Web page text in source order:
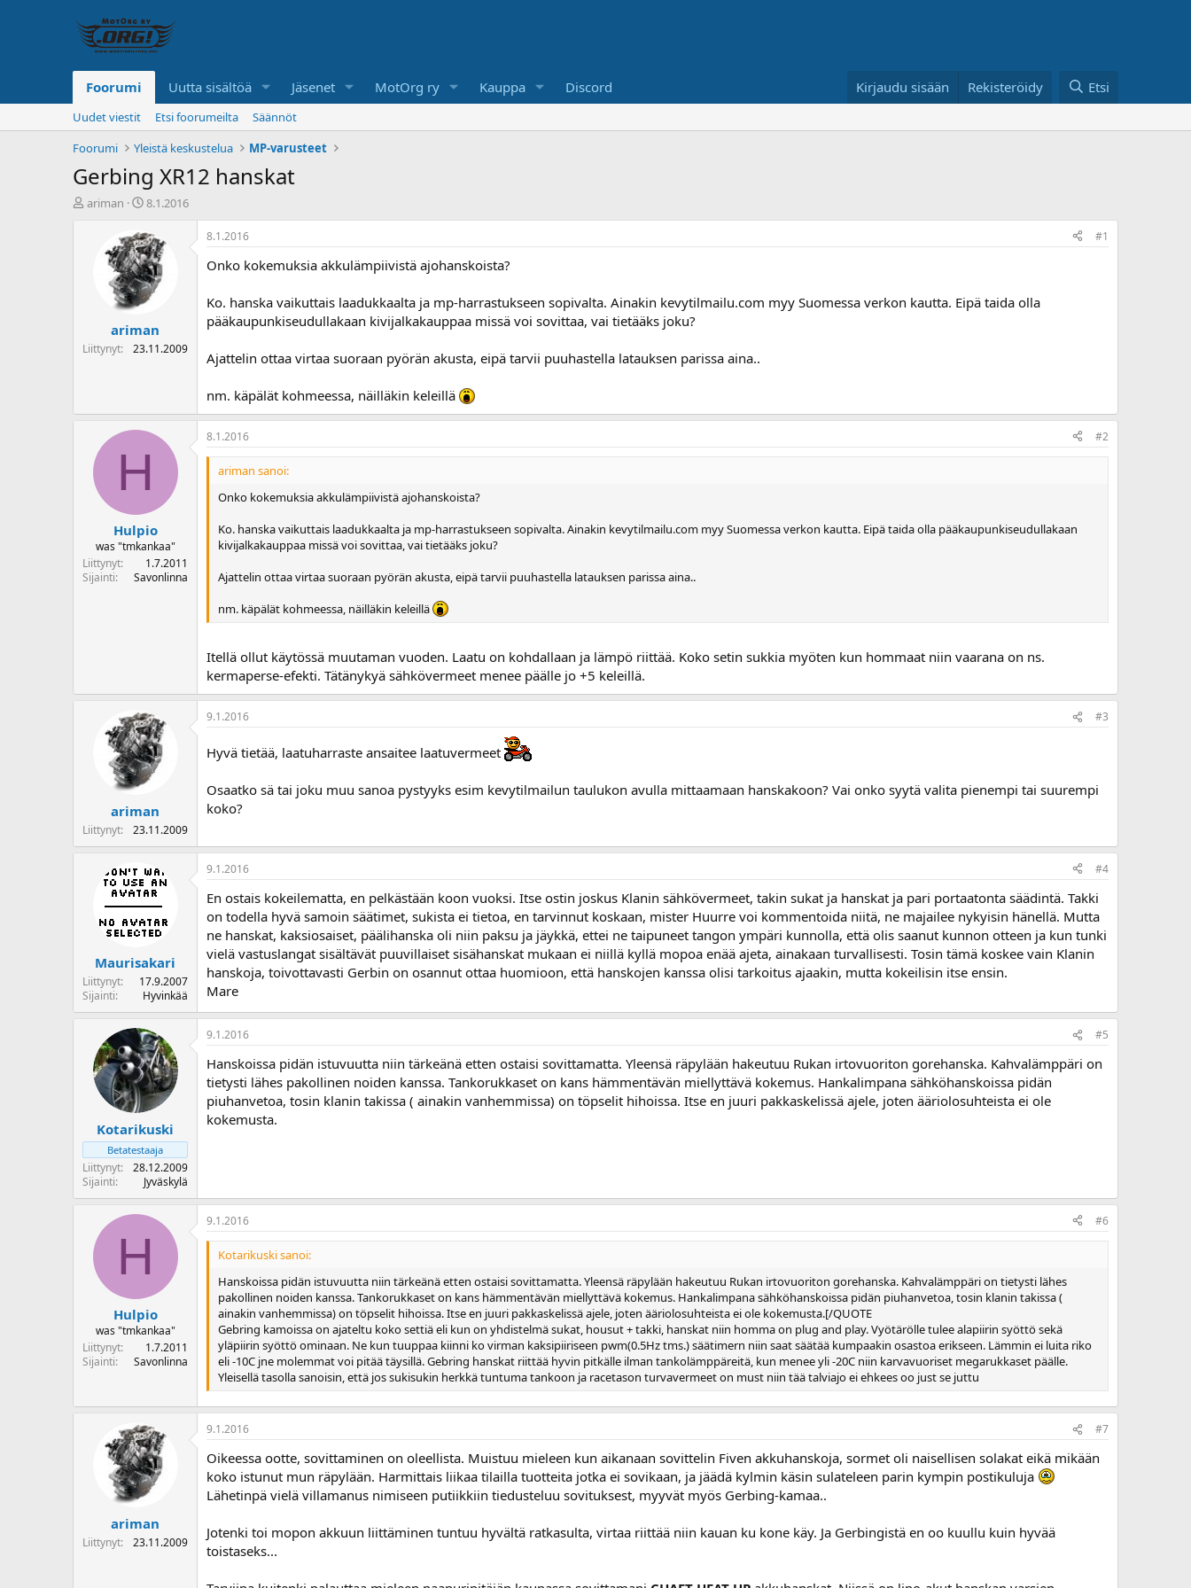
Foorumi Uutta sisältöä Jäsenet MotOrg ry Kauppa Discord Kirjaudu sisään Rekisteröidy Etsi
Uudet viestit Etsi foorumeilta
Säännöt
Foorumi
Yleistä keskustelua MP-varusteet
Gerbing XR12 hanskat
K
u
ariman
A
o
i
t
u
s
ä
8.1.2016
ariman
Liittynyt 23.11.2009
8.1.2016 #1
Onko kokemuksia akkulämpiivistä ajohanskoista?
Ko. hanska vaikuttais laadukkaalta ja mp-harrastukseen sopivalta. Ainakin kevytilmailu.com myy Suomessa verkon kautta. Eipä taida olla
pääkaupunkiseudullakaan kivijalkakauppaa missä voi sovittaa, vai tietääks joku?
Ajattelin ottaa virtaa suoraan pyörän akusta, eipä tarvii puuhastella latauksen parissa aina..
nm. käpälät kohmeessa, näilläkin keleillä
H
Hulpio
was "tmkankaa"
Liittynyt
1.7.2011
Sijainti
Savonlinna
8.1.2016 #2
ariman sanoi:
Onko kokemuksia akkulämpiivistä ajohanskoista?
Ko. hanska vaikuttais laadukkaalta ja mp-harrastukseen sopivalta. Ainakin kevytilmailu.com myy Suomessa verkon kautta. Eipä taida olla pääkaupunkiseudullakaan
kivijalkakauppaa missä voi sovittaa, vai tietääks joku?
Ajattelin ottaa virtaa suoraan pyörän akusta, eipä tarvii puuhastella latauksen parissa aina..
nm. käpälät kohmeessa, näilläkin keleillä
Itellä ollut käytössä muutaman vuoden. Laatu on kohdallaan ja lämpö riittää. Koko setin sukkia myöten kun hommaat niin vaarana on ns.
kermaperse-efekti. Tätänykyä sähkövermeet menee päälle jo +5 keleillä.
ariman
Liittynyt 23.11.2009
9.1.2016 #3
Hyvä tietää, laatuharraste ansaitee laatuvermeet
Osaatko sä tai joku muu sanoa pystyyks esim kevytilmailun taulukon avulla mittaamaan hanskakoon? Vai onko syytä valita pienempi tai suurempi
koko?
Maurisakari
Liittynyt
17.9.2007
Sijainti
Hyvinkää
9.1.2016 #4
En ostais kokeilematta, en pelkästään koon vuoksi. Itse ostin joskus Klanin sähkövermeet, takin sukat ja hanskat ja pari portaatonta säädintä. Takki
on todella hyvä samoin säätimet, sukista ei tietoa, en tarvinnut koskaan, mister Huurre voi kommentoida niitä, ne majailee nykyisin hänellä. Mutta
ne hanskat, kaksiosaiset, päälihanska oli niin paksu ja jäykkä, ettei ne taipuneet tangon ympäri kunnolla, että olis saanut kunnon otteen ja kun tunki
vielä vastuslangat sisältävät puuvillaiset sisähanskat mukaan ei niillä kyllä mopoa enää ajeta, ainakaan turvallisesti. Tosin tämä koskee vain Klanin
hanskoja, toivottavasti Gerbin on osannut ottaa huomioon, että hanskojen kanssa olisi tarkoitus ajaakin, mutta kokeilisin itse ensin.
Mare
Kotarikuski
Betatestaaja
Liittynyt
28.12.2009
Sijainti
Jyväskylä
9.1.2016 #5
Hanskoissa pidän istuvuutta niin tärkeänä etten ostaisi sovittamatta. Yleensä räpylään hakeutuu Rukan irtovuoriton gorehanska. Kahvalämppäri on
tietysti lähes pakollinen noiden kanssa. Tankorukkaset on kans hämmentävän miellyttävä kokemus. Hankalimpana sähköhanskoissa pidän
piuhanvetoa, tosin klanin takissa ( ainakin vanhemmissa) on töpselit hihoissa. Itse en juuri pakkaskelissä ajele, joten ääriolosuhteista ei ole
kokemusta.
H
Hulpio
was "tmkankaa"
Liittynyt
1.7.2011
Sijainti
Savonlinna
9.1.2016 #6
Kotarikuski sanoi:
Hanskoissa pidän istuvuutta niin tärkeänä etten ostaisi sovittamatta. Yleensä räpylään hakeutuu Rukan irtovuoriton gorehanska. Kahvalämppäri on tietysti lähes
pakollinen noiden kanssa. Tankorukkaset on kans hämmentävän miellyttävä kokemus. Hankalimpana sähköhanskoissa pidän piuhanvetoa, tosin klanin takissa (
ainakin vanhemmissa) on töpselit hihoissa. Itse en juuri pakkaskelissä ajele, joten ääriolosuhteista ei ole kokemusta.[/QUOTE
Gebring kamoissa on ajateltu koko settiä eli kun on yhdistelmä sukat, housut + takki, hanskat niin homma on plug and play. Vyötärölle tulee alapiirin syöttö sekä
yläpiirin syöttö ominaan. Ne kun tuuppaa kiinni ko virman kaksipiiriseen pwm(0.5Hz tms.) säätimern niin saat säätää kumpaakin osastoa erikseen. Lämmin ei luita riko
eli -10C jne molemmat voi pitää täysillä. Gebring hanskat riittää hyvin pitkälle ilman tankolämppäreitä, kun menee yli -20C niin karvavuoriset megarukkaset päälle.
Yleisellä tasolla sanoisin, että jos sukisukin herkkä tuntuma tankoon ja racetason turvavermeet on must niin tää talviajo ei ehkees oo just se juttu
ariman
Liittynyt 23.11.2009
9.1.2016 #7
Oikeessa ootte, sovittaminen on oleellista. Muistuu mieleen kun aikanaan sovittelin Fiven akkuhanskoja, sormet oli naisellisen solakat eikä mikään
koko istunut mun räpylään. Harmittais liikaa tilailla tuotteita jotka ei sovikaan, ja jäädä kylmin käsin sulateleen parin kympin postikuluja
Lähetinpä vielä villamanus nimiseen putiikkiin tiedusteluu sovituksest, myyvät myös Gerbing-kamaa..
Jotenki toi mopon akkuun liittäminen tuntuu hyvältä ratkasulta, virtaa riittää niin kauan ku kone käy. Ja Gerbingistä en oo kuullu kuin hyvää
toistaseks...